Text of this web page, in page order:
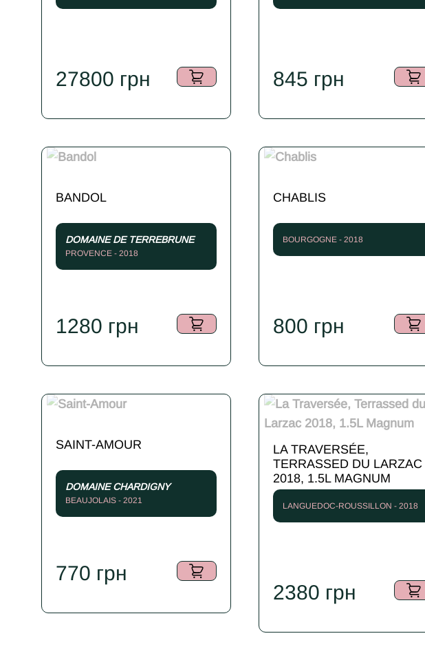
27800 грн 845 грн
BANDOL
DOMAINE DE TERREBRUNE
PROVENCE - 2018
1280 грн
CHABLIS
BOURGOGNE - 2018
800 грн
SAINT-AMOUR
DOMAINE CHARDIGNY
BEAUJOLAIS - 2021
770 грн
LA TRAVERSÉE,
TERRASSED DU LARZAC
2018, 1.5L MAGNUM
LANGUEDOC-ROUSSILLON - 2018
2380 грн